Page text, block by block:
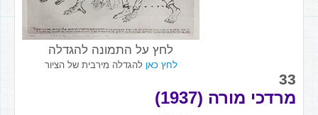
לחץ על התמונה להגדלה
לחץ כאן להגדלה מירבית של הציור
33
מרדכי מורה (1937)